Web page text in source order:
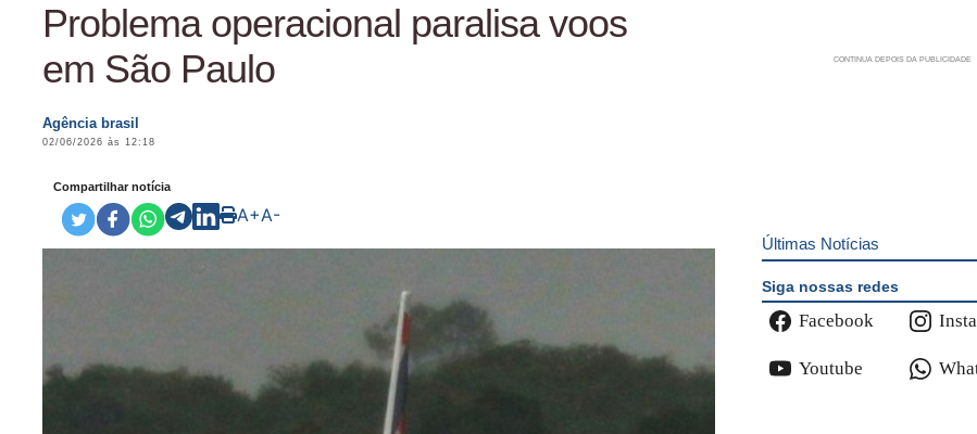
Problema operacional paralisa voos
em São Paulo
Agência brasil
02/06/2026 às 12:18
Compartilhar notícia
A+A-
Últimas Notícias
Siga nossas redes
Facebook
Youtube